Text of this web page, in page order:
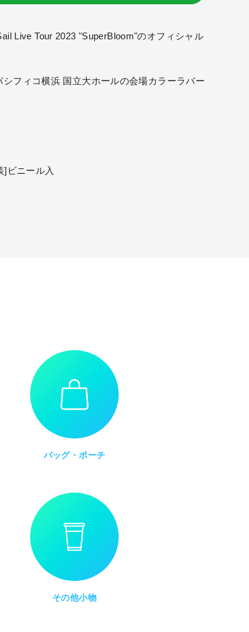
Live Tour 2023 "SuperBloom"のオフィシャル
フィコ横浜 国立大ホールの会場カラーラバー
]ビニール入
バッグ・ポーチ
その他小物